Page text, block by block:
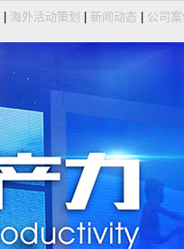
海外活动策划 新闻动态 公司案